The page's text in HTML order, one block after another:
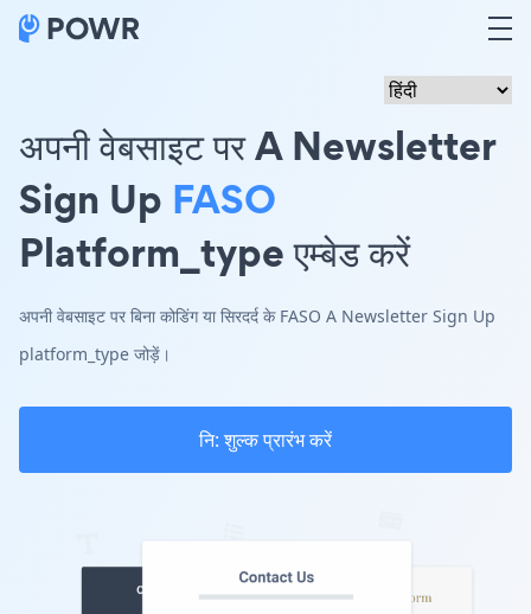
अपनी वेबसाइट पर A Newsletter
Sign Up FASO
Platform_type एम्बेड करें
अपनी वेबसाइट पर बिना कोडिंग या सिरदर्द के FASO A Newsletter Sign Up
platform_type जोड़ें।
नि: शुल्क प्रारंभ करें